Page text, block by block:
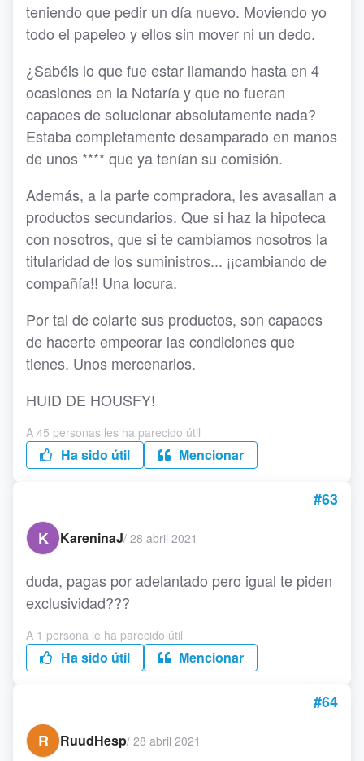
teniendo que pedir un día nuevo. Moviendo yo
todo el papeleo y ellos sin mover ni un dedo.
¿Sabéis lo que fue estar llamando hasta en 4
ocasiones en la Notaría y que no fueran
capaces de solucionar absolutamente nada?
Estaba completamente desamparado en manos
de unos **** que ya tenían su comisión.
Además, a la parte compradora, les avasallan a
productos secundarios. Que si haz la hipoteca
con nosotros, que si te cambiamos nosotros la
titularidad de los suministros... ¡¡cambiando de
compañía!! Una locura.
Por tal de colarte sus productos, son capaces
de hacerte empeorar las condiciones que
tienes. Unos mercenarios.
HUID DE HOUSFY!
A 45 personas les ha parecido útil
Ha sido útil Mencionar
#63
K
KareninaJ/ 28 abril 2021
duda, pagas por adelantado pero igual te piden
exclusividad???
A 1 persona le ha parecido útil
Ha sido útil Mencionar
#64
R
RuudHesp/ 28 abril 2021